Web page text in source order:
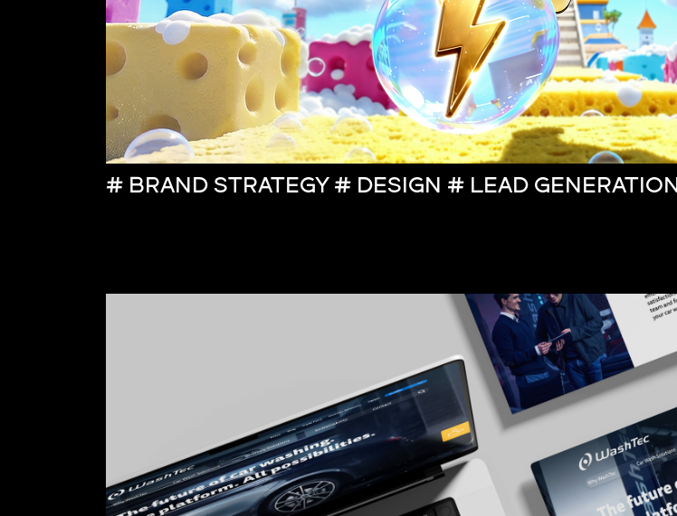
# BRAND STRATEGY # DESIGN # LEAD GENERATION